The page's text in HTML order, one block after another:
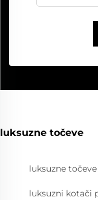
luksuzne točeve
luksuzne točeve
luksuzni kotači